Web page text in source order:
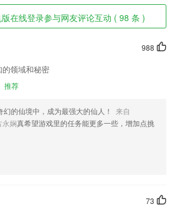
登录软件特色
家也能取报告单,无需往返医院查询、取单
爱聊天，还能陪你玩游戏
选车，让你逛越久乐越久，每天都会为用户推
批量无限下载，便于随时随地学英语。
登录软件优势
品可以创作
在线登录参与网友评论互动 ( 98 条 )
988
领域和秘密
推荐
幻的仙境中，成为最强大的仙人！
来自
娴真希望游戏里的任务能更多一些，增加点挑
73